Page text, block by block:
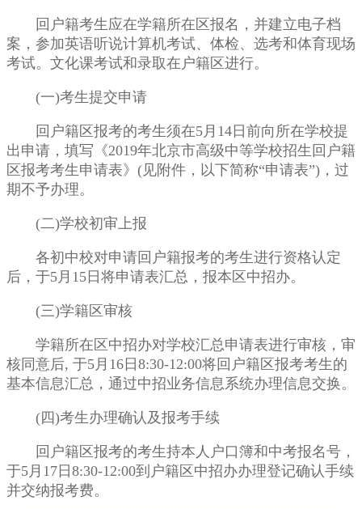
回户籍考生应在学籍所在区报名，并建立电子档
案，参加英语听说计算机考试、体检、选考和体育现场
考试。文化课考试和录取在户籍区进行。
(一)考生提交申请
回户籍区报考的考生须在5月14日前向所在学校提
出申请，填写《2019年北京市高级中等学校招生回户籍
区报考考生申请表》(见附件，以下简称“申请表”)，过
期不予办理。
(二)学校初审上报
各初中校对申请回户籍报考的考生进行资格认定
后，于5月15日将申请表汇总，报本区中招办。
(三)学籍区审核
学籍所在区中招办对学校汇总申请表进行审核，审
核同意后, 于5月16日8:30-12:00将回户籍区报考考生的
基本信息汇总，通过中招业务信息系统办理信息交换。
(四)考生办理确认及报考手续
回户籍区报考的考生持本人户口簿和中考报名号，
于5月17日8:30-12:00到户籍区中招办办理登记确认手续
并交纳报考费。